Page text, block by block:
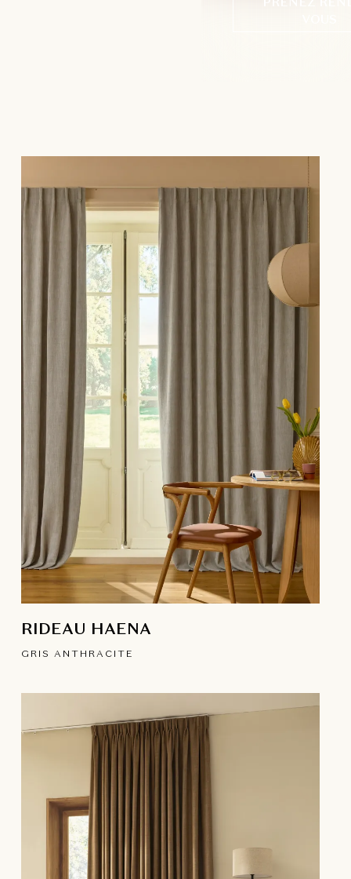
RIDEAU HAENA
GRIS ANTHRACITE